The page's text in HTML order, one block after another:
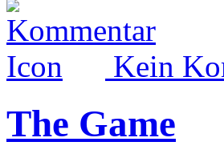
Kein
The Game